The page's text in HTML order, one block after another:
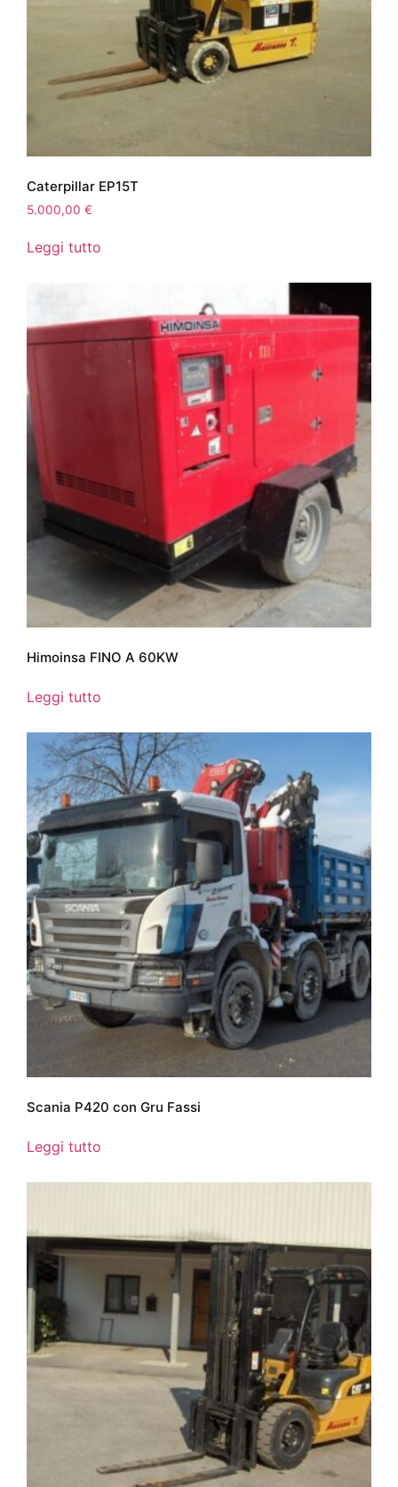
Caterpillar EP15T
5.000,00 €
Leggi tutto
Himoinsa FINO A 60KW
Leggi tutto
Scania P420 con Gru Fassi
Leggi tutto